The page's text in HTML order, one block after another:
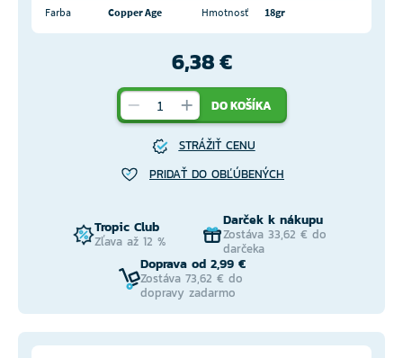
Farba Copper Age Hmotnosť 18gr
6,38 €
DO KOŠÍKA
STRÁŽIŤ CENU
PRIDAŤ DO OBĽÚBENÝCH
Tropic Club
Zľava až 12 %
Darček k nákupu
Zostáva 33,62 € do
darčeka
Doprava od 2,99 €
Zostáva 73,62 € do
dopravy zadarmo